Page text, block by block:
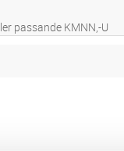
passande KMNN,-U
att förvandla en infälld